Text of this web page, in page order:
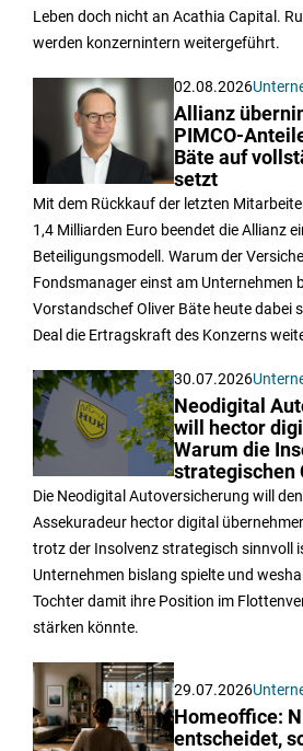
Leben doch nicht an Acathia Capital.
werden konzernintern weitergeführt.
02.08.2026
Allianz
PIMCO-
Bäte auf
setzt
Mit dem Rückkauf der letzten
1,4 Milliarden Euro beendet die Allianz
Beteiligungsmodell. Warum der
Fondsmanager einst am Unternehmen
Vorstandschef Oliver Bäte heute dabei
Deal die Ertragskraft des Konzerns
30.07.2026
Neodigital
will hector
Warum die
strategischen
Die Neodigital Autoversicherung will
Assekuradeur hector digital
trotz der Insolvenz strategisch sinnvoll
Unternehmen bislang spielte und
Tochter damit ihre Position im
stärken könnte.
29.07.2026
Homeoffice:
entscheidet,